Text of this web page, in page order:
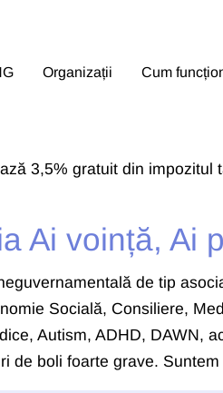
Organizații Cum
3,5% gratuit din impozitul
Ai voință, Ai
de tip
Socială, Consiliere,
Autism, ADHD, DAWN,
de boli foarte grave.